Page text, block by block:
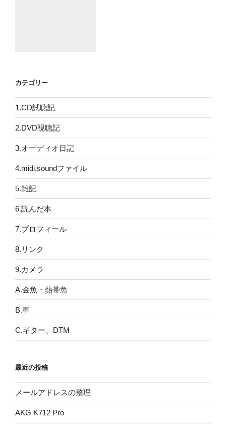
カテゴリー
1.CD試聴記
2.DVD視聴記
3.オーディオ日記
4.midi,soundファイル
5.雑記
6.読んだ本
7.プロフィール
8.リンク
9.カメラ
A.金魚・熱帯魚
B.車
C.ギター、DTM
最近の投稿
メールアドレスの整理
AKG K712 Pro